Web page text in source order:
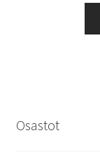
Osastot